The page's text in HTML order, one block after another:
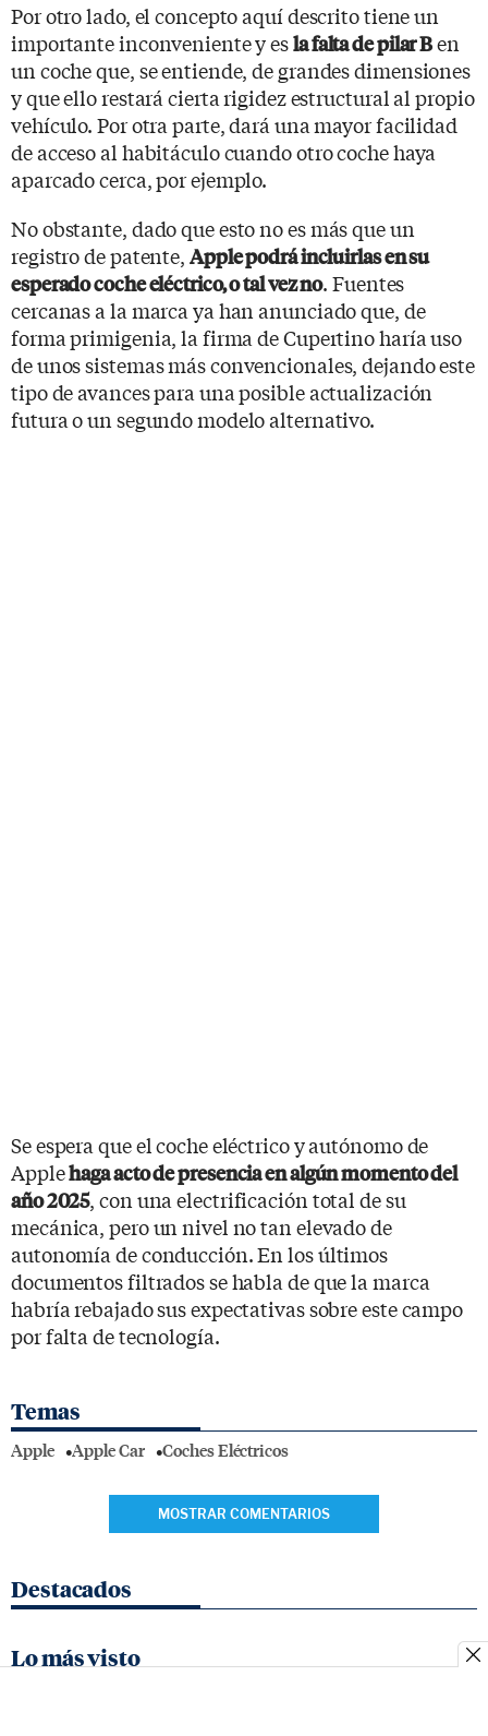
Por otro lado, el concepto aquí descrito tiene un
importante inconveniente y esla falta de pilar Ben
un coche que, se entiende, de grandes dimensiones
y que ello restará cierta rigidez estructural al propio
vehículo. Por otra parte, dará una mayor facilidad
de acceso al habitáculo cuando otro coche haya
aparcado cerca, por ejemplo.
No obstante, dado que esto no es más que un
registro de patente, Apple podrá incluirlas en su
esperado coche eléctrico, o tal vez no. Fuentes
cercanas a la marca ya han anunciado que, de
forma primigenia, la firma de Cupertino haría uso
de unos sistemas más convencionales, dejando este
tipo de avances para una posible actualización
futura o un segundo modelo alternativo.
Se espera que el coche eléctrico y autónomo de
Applehaga acto de presencia en algún momento del
año 2025, con una electrificación total de su
mecánica, pero un nivel no tan elevado de
autonomía de conducción. En los últimos
documentos filtrados se habla de que la marca
habría rebajado sus expectativas sobre este campo
por falta de tecnología.
Temas
Apple Apple Car Coches Eléctricos
MOSTRAR COMENTARIOS
Destacados
Lo más visto